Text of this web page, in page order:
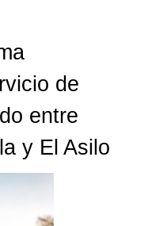
de
entre
y El Asilo